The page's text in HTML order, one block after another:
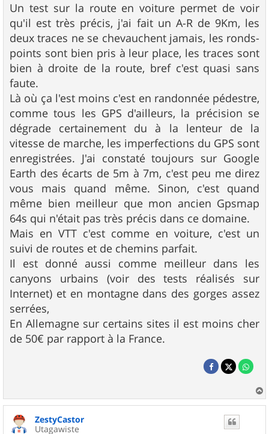
Un test sur la route en voiture permet de voir
qu'il est très précis, j'ai fait un A-R de 9Km, les
deux traces ne se chevauchent jamais, les ronds-
points sont bien pris à leur place, les traces sont
bien à droite de la route, bref c'est quasi sans
faute.
Là où ça l'est moins c'est en randonnée pédestre,
comme tous les GPS d'ailleurs, la précision se
dégrade certainement du à la lenteur de la
vitesse de marche, les imperfections du GPS sont
enregistrées. J'ai constaté toujours sur Google
Earth des écarts de 5m à 7m, c'est peu me direz
vous mais quand même. Sinon, c'est quand
même bien meilleur que mon ancien Gpsmap
64s qui n'était pas très précis dans ce domaine.
Mais en VTT c'est comme en voiture, c'est un
suivi de routes et de chemins parfait.
Il est donné aussi comme meilleur dans les
canyons urbains (voir des tests réalisés sur
Internet) et en montagne dans des gorges assez
serrées,
En Allemagne sur certains sites il est moins cher
de 50€ par rapport à la France.
a
ZestyCastor
Utagawiste